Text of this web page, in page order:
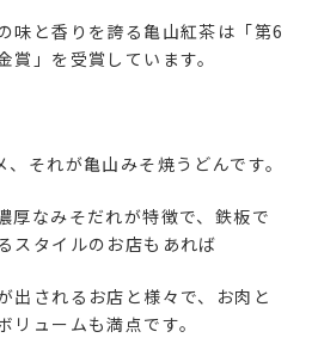
味と香りを誇る亀山紅茶は「第6
」を受賞しています。
それが亀山みそ焼うどんです。
厚なみそだれが特徴で、鉄板で
スタイルのお店もあれば
出されるお店と様々で、お肉と
ュームも満点です。